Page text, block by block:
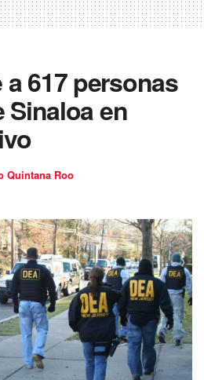
617 personas
Sinaloa en
Quintana Roo